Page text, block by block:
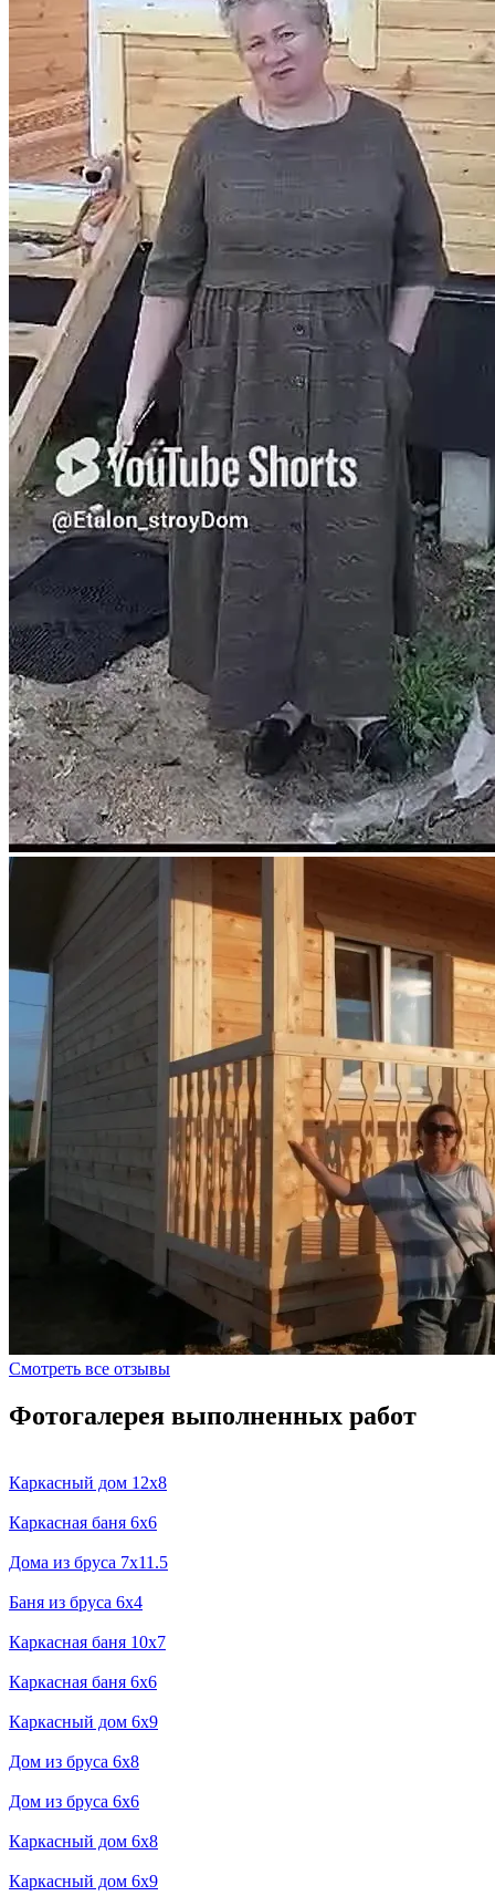
Смотреть все отзывы
Фотогалерея выполненных работ
Каркасный дом 12x8
Каркасная баня 6x6
Дома из бруса 7х11.5
Баня из бруса 6х4
Каркасная баня 10х7
Каркасная баня 6х6
Каркасный дом 6х9
Дом из бруса 6х8
Дом из бруса 6х6
Каркасный дом 6х8
Каркасный дом 6х9